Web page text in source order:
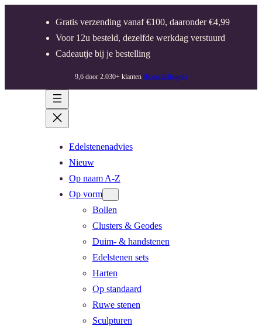
Gratis verzending vanaf €100, daaronder €4,99
Voor 12u besteld, dezelfde werkdag verstuurd
Cadeautje bij je bestelling
9,6 door 2.030+ klanten (beoordelingen)
Edelstenenadvies
Nieuw
Op naam A-Z
Op vorm
Bollen
Clusters & Geodes
Duim- & handstenen
Edelstenen sets
Harten
Op standaard
Ruwe stenen
Sculpturen